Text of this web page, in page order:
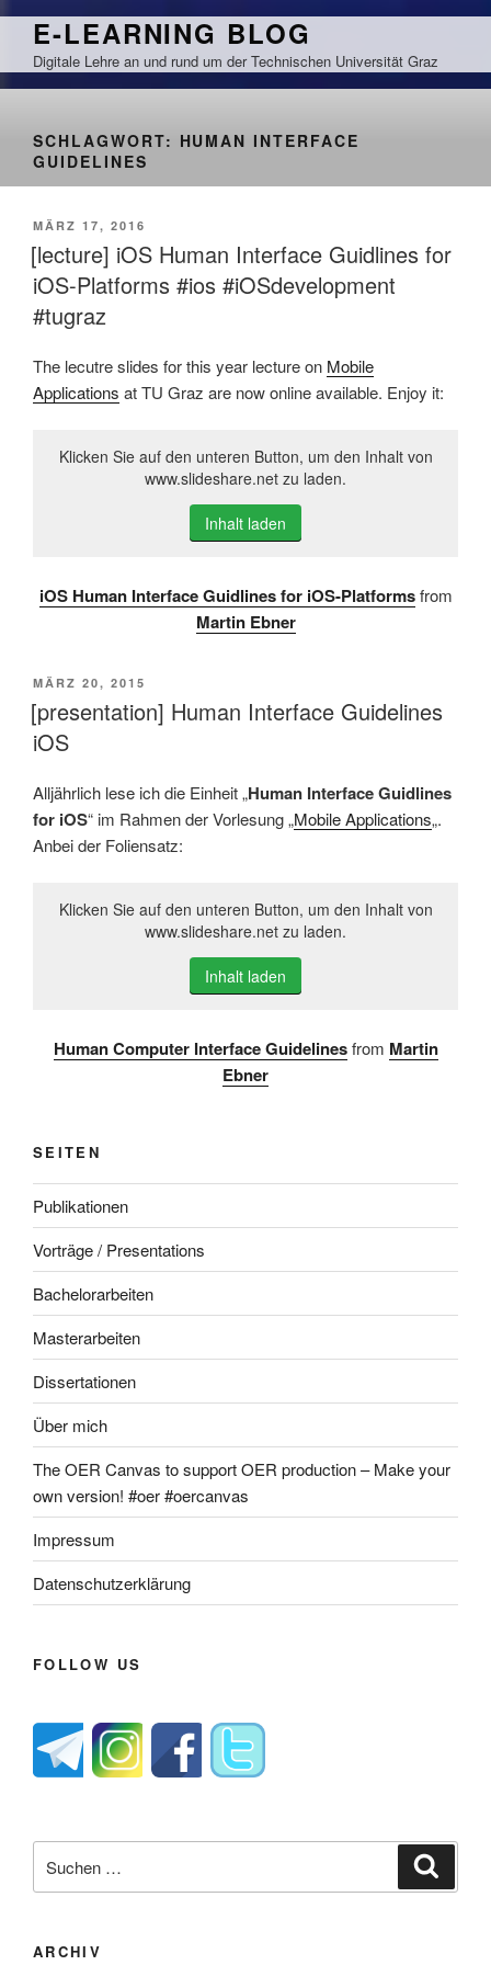
Zum
springen
E-LEARNING BLOG
Digitale Lehre an und rund um der Technischen Universität Graz
SCHLAGWORT: HUMAN INTERFACE
GUIDELINES
VERÖFFENTLICHT
AM
MÄRZ 17, 2016
[lecture] iOS Human Interface Guidlines for
iOS-Platforms #ios #iOSdevelopment
#tugraz
The lecutre slides for this year lecture on Mobile
Applications at TU Graz are now online available. Enjoy it:
Klicken Sie auf den unteren Button, um den Inhalt von
www.slideshare.net zu laden.
Inhalt laden
iOS Human Interface Guidlines for iOS-Platforms from
Martin Ebner
VERÖFFENTLICHT
AM
MÄRZ 20, 2015
[presentation] Human Interface Guidelines
iOS
Alljährlich lese ich die Einheit „Human Interface Guidlines
for iOS“ im Rahmen der Vorlesung „Mobile Applications„.
Anbei der Foliensatz:
Klicken Sie auf den unteren Button, um den Inhalt von
www.slideshare.net zu laden.
Inhalt laden
Human Computer Interface Guidelines from Martin
Ebner
SEITEN
Publikationen
Vorträge / Presentations
Bachelorarbeiten
Masterarbeiten
Dissertationen
Über mich
The OER Canvas to support OER production – Make your
own version! #oer #oercanvas
Impressum
Datenschutzerklärung
FOLLOW US
nach:
ARCHIV